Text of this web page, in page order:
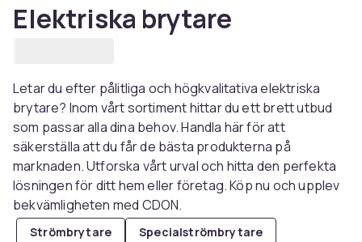
Elektriska brytare
Letar du efter pålitliga och högkvalitativa elektriska
brytare? Inom vårt sortiment hittar du ett brett utbud
som passar alla dina behov. Handla här för att
säkerställa att du får de bästa produkterna på
marknaden. Utforska vårt urval och hitta den perfekta
lösningen för ditt hem eller företag. Köp nu och upplev
bekvämligheten med CDON.
Strömbrytare Specialströmbrytare